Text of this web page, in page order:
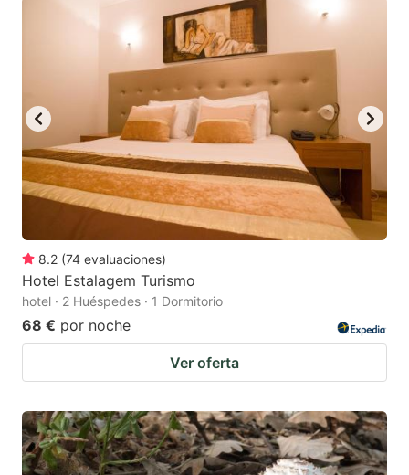
8.2 (74 evaluaciones)
Hotel Estalagem Turismo
hotel · 2 Huéspedes · 1 Dormitorio
68 € por noche
Ver oferta